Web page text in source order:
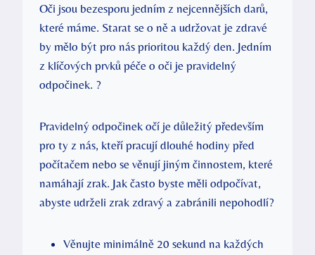
Oči jsou bezesporu jedním z nejcennějších darů,
které máme. Starat se o ně a udržovat je zdravé
by mělo být pro nás prioritou každý den. Jedním
z klíčových prvků péče o oči je pravidelný
odpočinek. ?
Pravidelný odpočinek očí je důležitý především
pro ty z nás, kteří pracují dlouhé hodiny před
počítačem nebo se věnují jiným činnostem, které
namáhají zrak. Jak často byste měli odpočívat,
abyste udrželi zrak zdravý a zabránili nepohodlí?
Věnujte minimálně 20 sekund na každých